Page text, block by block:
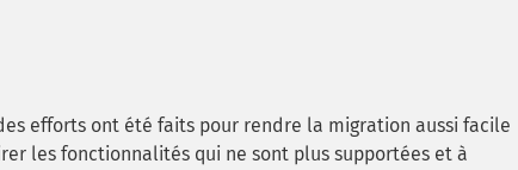
efforts ont été faits pour rendre la migration aussi facile
les fonctionnalités qui ne sont plus supportées et à